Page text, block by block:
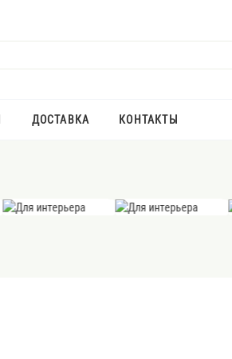
ДОСТАВКА КОНТАКТЫ